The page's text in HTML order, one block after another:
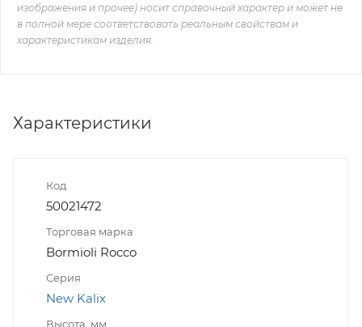
изображения и прочее) носит справочный характер и может не
в полной мере соответствовать реальным свойствам и
характеристикам изделия.
Характеристики
Код
50021472
Торговая марка
Bormioli Rocco
Серия
New Kalix
Высота, мм